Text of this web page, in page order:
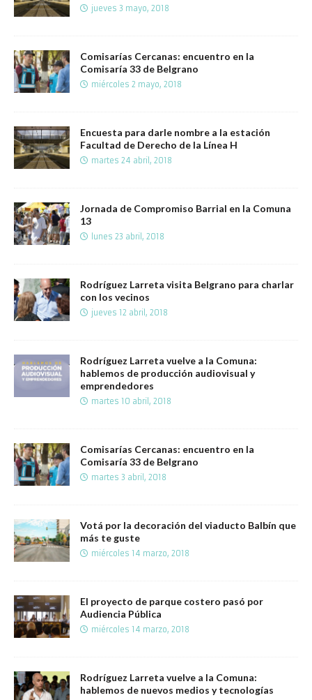
jueves 3 mayo, 2018
Comisarías Cercanas: encuentro en la
Comisaría 33 de Belgrano
miércoles 2 mayo, 2018
Encuesta para darle nombre a la estación
Facultad de Derecho de la Línea H
martes 24 abril, 2018
Jornada de Compromiso Barrial en la Comuna
13
lunes 23 abril, 2018
Rodríguez Larreta visita Belgrano para charlar
con los vecinos
jueves 12 abril, 2018
Rodríguez Larreta vuelve a la Comuna:
hablemos de producción audiovisual y
emprendedores
martes 10 abril, 2018
Comisarías Cercanas: encuentro en la
Comisaría 33 de Belgrano
martes 3 abril, 2018
Votá por la decoración del viaducto Balbín que
más te guste
miércoles 14 marzo, 2018
El proyecto de parque costero pasó por
Audiencia Pública
miércoles 14 marzo, 2018
Rodríguez Larreta vuelve a la Comuna:
hablemos de nuevos medios y tecnologías